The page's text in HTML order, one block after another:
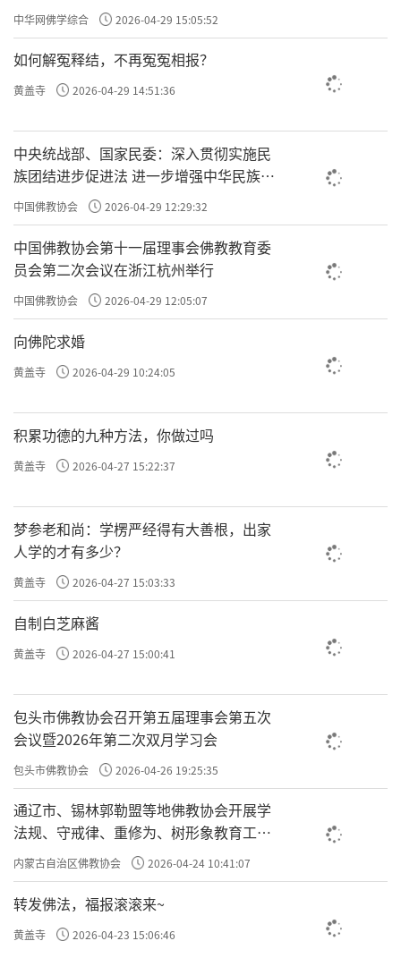
中华网佛学综合 2026-04-29 15:05:52
如何解冤释结，不再冤冤相报？
黄盖寺 2026-04-29 14:51:36
中央统战部、国家民委：深入贯彻实施民
族团结进步促进法 进一步增强中华民族凝
聚力向心力
中国佛教协会 2026-04-29 12:29:32
中国佛教协会第十一届理事会佛教教育委
员会第二次会议在浙江杭州举行
中国佛教协会 2026-04-29 12:05:07
向佛陀求婚
黄盖寺 2026-04-29 10:24:05
积累功德的九种方法，你做过吗
黄盖寺 2026-04-27 15:22:37
梦参老和尚：学楞严经得有大善根，出家
人学的才有多少？
黄盖寺 2026-04-27 15:03:33
自制白芝麻酱
黄盖寺 2026-04-27 15:00:41
包头市佛教协会召开第五届理事会第五次
会议暨2026年第二次双月学习会
包头市佛教协会 2026-04-26 19:25:35
通辽市、锡林郭勒盟等地佛教协会开展学
法规、守戒律、重修为、树形象教育工作
专题学习会
内蒙古自治区佛教协会 2026-04-24 10:41:07
转发佛法，福报滚滚来~
黄盖寺 2026-04-23 15:06:46